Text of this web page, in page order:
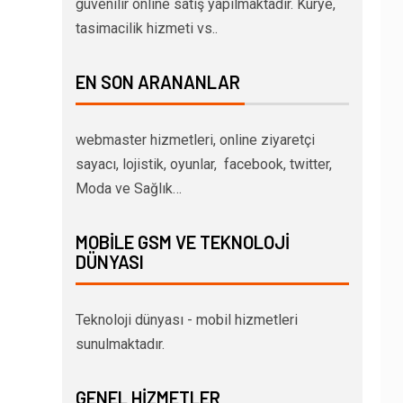
güvenilir online satış yapılmaktadır. Kurye,
tasimacilik hizmeti vs..
EN SON ARANANLAR
webmaster hizmetleri, online ziyaretçi
sayacı, lojistik, oyunlar, facebook, twitter,
Moda ve Sağlık…
MOBILE GSM VE TEKNOLOJI
DÜNYASI
Teknoloji dünyası - mobil hizmetleri
sunulmaktadır.
GENEL HIZMETLER